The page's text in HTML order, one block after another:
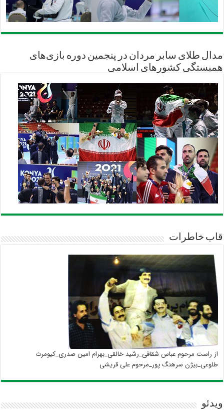
مدال طلای سابر مردان در پنجمین دوره بازی‌های
همبستگی کشورهای اسلامی
قاب خاطرات
از راست مرحوم عباس شقاقی_رشید خالقی_بهرام امین صدری_کیومرث
طلوعی_بیژن سرهنگ پور_مرحوم علی قریشی
ویدئو